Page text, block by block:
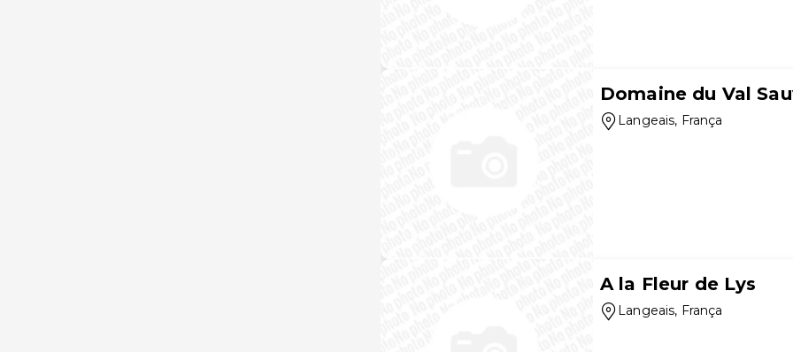
Domaine du Val
Langeais, França
A la Fleur de Lys
Langeais, França